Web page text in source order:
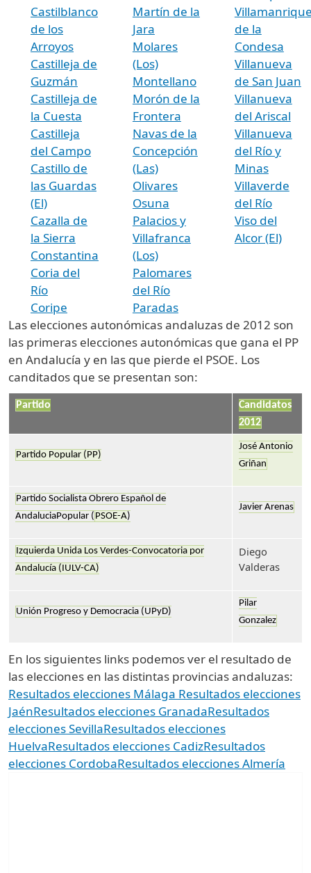
Castilblanco
de los
Arroyos
Castilleja de
Guzmán
Castilleja de
la Cuesta
Castilleja
del Campo
Castillo de
las Guardas
(El)
Cazalla de
la Sierra
Constantina
Coria del
Río
Coripe
Martín de la
Jara
Molares
(Los)
Montellano
Morón de la
Frontera
Navas de la
Concepción
(Las)
Olivares
Osuna
Palacios y
Villafranca
(Los)
Palomares
del Río
Paradas
de la
Condesa
Villanueva
de San Juan
Villanueva
del Ariscal
Villanueva
del Río y
Minas
Villaverde
del Río
Viso del
Alcor (El)
Las elecciones autonómicas andaluzas de 2012 son
las primeras elecciones autonómicas que gana el PP
en Andalucía y en las que pierde el PSOE. Los
canditados que se presentan son:
Partido
Candidatos
2012
Partido Popular (PP)
José Antonio
Griñan
Partido Socialista Obrero Español de
AndaluciaPopular ( PSOE-A)
Javier Arenas
Izquierda Unida Los Verdes-Convocatoria por
Andalucía (IULV-CA)
Diego
Valderas
Unión Progreso y Democracia (UPyD)
Pilar
Gonzalez
En los siguientes links podemos ver el resultado de
las elecciones en las distintas provincias andaluzas:
Resultados elecciones Málaga Resultados elecciones
JaénResultados elecciones GranadaResultados
elecciones SevillaResultados elecciones
HuelvaResultados elecciones CadizResultados
elecciones CordobaResultados elecciones Almería